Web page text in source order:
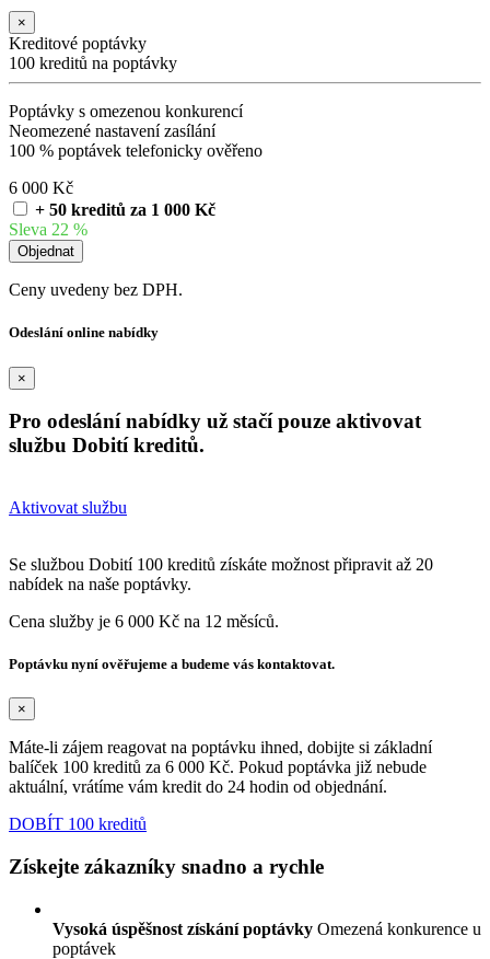
×
Kreditové poptávky
100 kreditů na poptávky
Poptávky s omezenou konkurencí
Neomezené nastavení zasílání
100 % poptávek telefonicky ověřeno
6 000 Kč
+ 50 kreditů za 1 000 Kč
Sleva 22 %
Ceny uvedeny bez DPH.
Odeslání online nabídky
×
Pro odeslání nabídky už stačí pouze aktivovat
službu Dobití kreditů.
Aktivovat službu
Se službou Dobití 100 kreditů získáte možnost připravit až 20
nabídek na naše poptávky.
Cena služby je 6 000 Kč na 12 měsíců.
Poptávku nyní ověřujeme a budeme vás kontaktovat.
×
Máte-li zájem reagovat na poptávku ihned, dobijte si základní
balíček 100 kreditů za 6 000 Kč. Pokud poptávka již nebude
aktuální, vrátíme vám kredit do 24 hodin od objednání.
DOBÍT 100 kreditů
Získejte zákazníky snadno a rychle
Vysoká úspěšnost získání poptávky Omezená konkurence u
poptávek